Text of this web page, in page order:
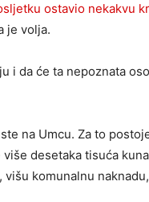
ostavio nekakvu
je volja.
i da će ta nepoznata
na Umcu. Za to
desetaka tisuća
komunalnu